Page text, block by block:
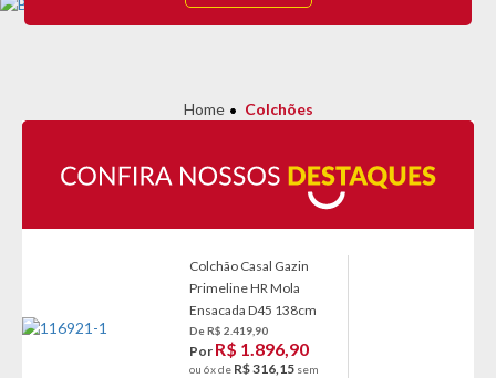
Colchões
Colchão Casal Gazin
Primeline HR Mola
Ensacada D45 138cm
De R$ 2.419,90
Por R$ 1.896,90
ou 6x de R$ 316,15 sem